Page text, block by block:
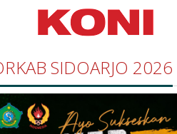
SIDOARJO 2026